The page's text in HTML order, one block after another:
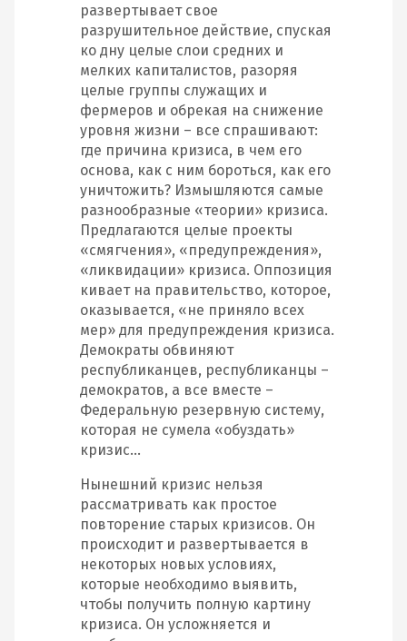
развертывает свое
разрушительное действие, спуская
ко дну целые слои средних и
мелких капиталистов, разоряя
целые группы служащих и
фермеров и обрекая на снижение
уровня жизни – все спрашивают:
где причина кризиса, в чем его
основа, как с ним бороться, как его
уничтожить? Измышляются самые
разнообразные «теории» кризиса.
Предлагаются целые проекты
«смягчения», «предупреждения»,
«ликвидации» кризиса. Оппозиция
кивает на правительство, которое,
оказывается, «не приняло всех
мер» для предупреждения кризиса.
Демократы обвиняют
республиканцев, республиканцы –
демократов, а все вместе –
Федеральную резервную систему,
которая не сумела «обуздать»
кризис…
Нынешний кризис нельзя
рассматривать как простое
повторение старых кризисов. Он
происходит и развертывается в
некоторых новых условиях,
которые необходимо выявить,
чтобы получить полную картину
кризиса. Он усложняется и